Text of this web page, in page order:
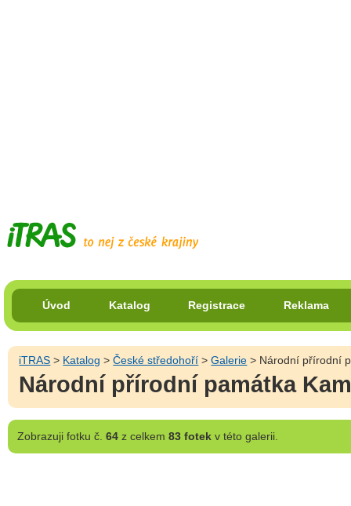
Úvod Katalog Registrace Reklama
iTRAS > Katalog >České středohoří >Galerie > Národní přírodní
Národní přírodní památka
Zobrazujifotku č. 64z celkem 83 fotekv této galerii.